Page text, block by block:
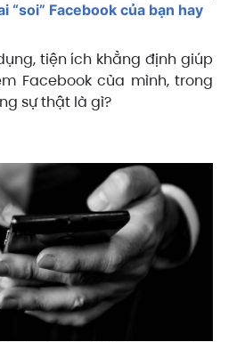
“soi” Facebook của bạn hay
tiện ích khẳng định giúp
Facebook của mình, trong
sự thật là gì?